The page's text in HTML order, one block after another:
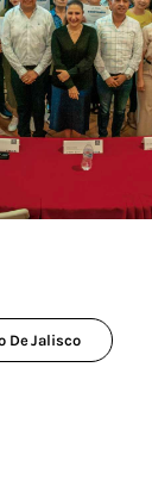
De Jalisco